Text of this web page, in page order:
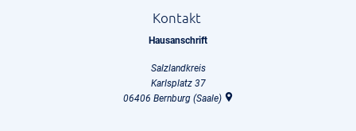
Kontakt
Hausanschrift
Salzlandkreis
Karlsplatz 37
06406 Bernburg (Saale)